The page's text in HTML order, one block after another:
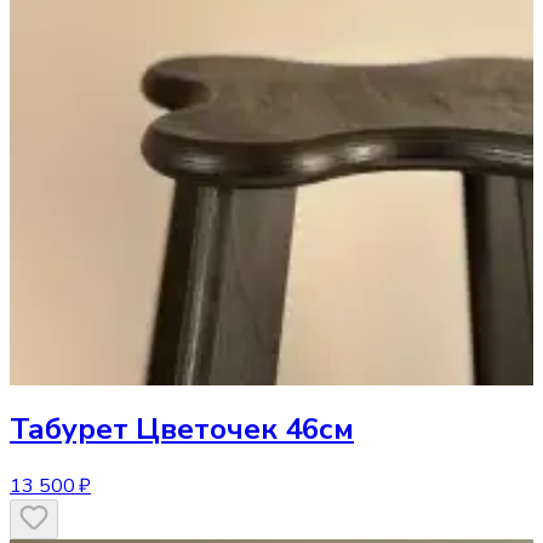
Табурет Цветочек 46см
13 500 ₽